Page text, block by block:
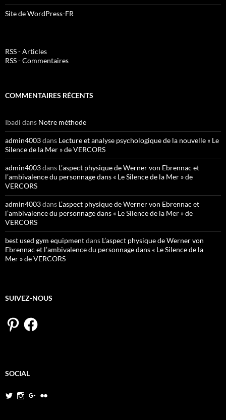
Site de WordPress-FR
RSS - Articles
RSS - Commentaires
COMMENTAIRES RÉCENTS
Ibadi dans Notre méthode
admin4003dans Lecture et analyse psychologique de la nouvelle « Le
Silence de la Mer » de VERCORS
admin4003dans L’aspect physique de Werner von Ebrennac et
l’ambivalence du personnage dans « Le Silence de la Mer » de
VERCORS
admin4003dans L’aspect physique de Werner von Ebrennac et
l’ambivalence du personnage dans « Le Silence de la Mer » de
VERCORS
best used gym equipmentdans L’aspect physique de Werner von
Ebrennac et l’ambivalence du personnage dans « Le Silence de la
Mer » de VERCORS
SUIVEZ-NOUS
PinterestFacebook
SOCIAL
TwitterInstagram
Google+